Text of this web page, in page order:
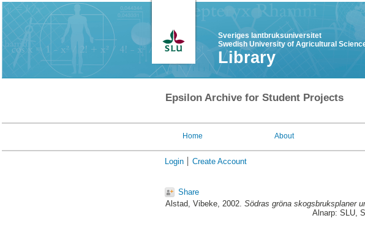
Sveriges lantbruksuniversitet
Swedish University of Agricultural
Library
Epsilon Archive for Student Projects
Home About
Login Create Account
Share
Alstad, Vibeke, 2002. Södras gröna skogsbruksplaner
Alnarp: SLU,